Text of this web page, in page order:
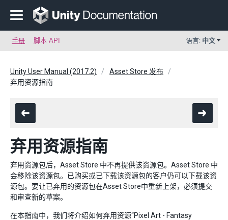
手册 脚本 API 语言: 中文
Unity User Manual (2017.2)
Asset Store 发布
弃用资源指南
弃用资源指南
弃用资源包后，Asset Store 中不再提供该资源包。Asset Store 中
会移除该资源包。已购买或已下载该资源包的客户仍可以下载该资
源包。要让已弃用的资源包在Asset Store中重新上架，必须提交
和审查新的草案。
在本指南中，我们将介绍如何弃用资源“Pixel Art - Fantasy